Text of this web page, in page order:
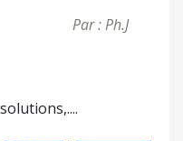
Par : Ph.J